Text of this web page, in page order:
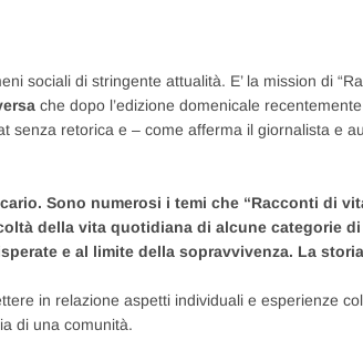
sociali di stringente attualità. E’ la mission di
che dopo l’edizione domenicale
retorica e – come afferma il giornalista e
Sono numerosi i temi che “Racconti di
della vita quotidiana di alcune categorie
e al limite della sopravvivenza. La
in relazione aspetti individuali e esperienze
di una comunità.